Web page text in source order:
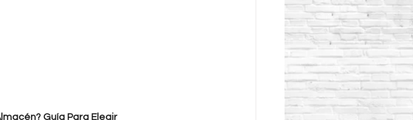
Guía Para Elegir